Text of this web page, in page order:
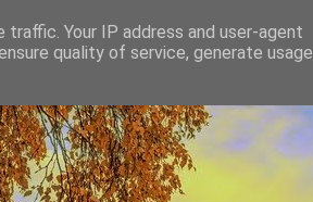
Your IP address and user-agent
quality of service, generate usage